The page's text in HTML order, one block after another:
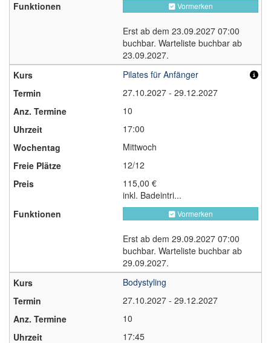
Vormerken
Erst ab dem 23.09.2027 07:00
buchbar. Warteliste buchbar ab
23.09.2027.
Pilates für Anfänger
27.10.2027 - 29.12.2027
10
17:00
Mittwoch
12/12
115,00 €
inkl. Badeintri...
Vormerken
Erst ab dem 29.09.2027 07:00
buchbar. Warteliste buchbar ab
29.09.2027.
Bodystyling
27.10.2027 - 29.12.2027
10
17:45